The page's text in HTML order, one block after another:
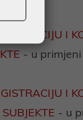
I
- u
I
- u